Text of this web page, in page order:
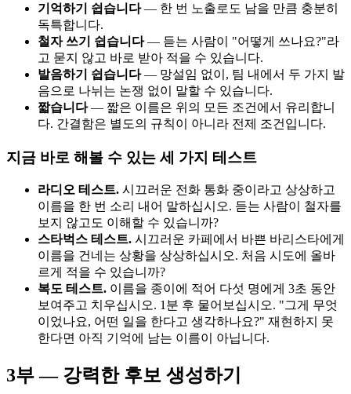
기억하기 쉽습니다— 한 번 노출로도 남을 만큼 충분히
독특합니다.
철자 쓰기 쉽습니다— 듣는 사람이 "어떻게 쓰나요?"라
고 묻지 않고 바로 받아 적을 수 있습니다.
발음하기 쉽습니다— 망설임 없이, 팀 내에서 두 가지 발
음으로 나뉘는 논쟁 없이 말할 수 있습니다.
짧습니다— 짧은 이름은 위의 모든 조건에서 유리합니
다. 간결함은 별도의 규칙이 아니라 전제 조건입니다.
지금 바로 해볼 수 있는 세 가지 테스트
라디오 테스트. 시끄러운 전화 통화 중이라고 상상하고
이름을 한 번 소리 내어 말하십시오. 듣는 사람이 철자를
보지 않고도 이해할 수 있습니까?
스타벅스 테스트. 시끄러운 카페에서 바쁜 바리스타에게
이름을 건네는 상황을 상상하십시오. 처음 시도에 올바
르게 적을 수 있습니까?
복도 테스트. 이름을 종이에 적어 다섯 명에게 3초 동안
보여주고 치우십시오. 1분 후 물어보십시오. "그게 무엇
이었나요, 어떤 일을 한다고 생각하나요?" 재현하지 못
한다면 아직 기억에 남는 이름이 아닙니다.
3부 — 강력한 후보 생성하기